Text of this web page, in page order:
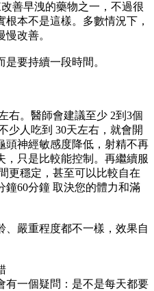
改善早洩的藥物之一，不過很
本不是這樣。多數情況下，
改善。
要持續一段時間。
右。醫師會建議至少 2到3個
少人吃到 30天左右，就會開
頭神經敏感度降低，射精不再
，只是比較能控制。再繼續服
更穩定，甚至可以比較自在
鐘60分鐘 取決您的體力和滿
、嚴重程度都不一樣，效果自
有一個疑問：是不是每天都要